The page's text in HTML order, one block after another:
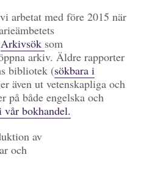
arbetat med före 2015 när
Arkivsök som
arkiv. Äldre rapporter
bibliotek (sökbara i
även ut vetenskapliga och
på både engelska och
bokhandel.
av
och